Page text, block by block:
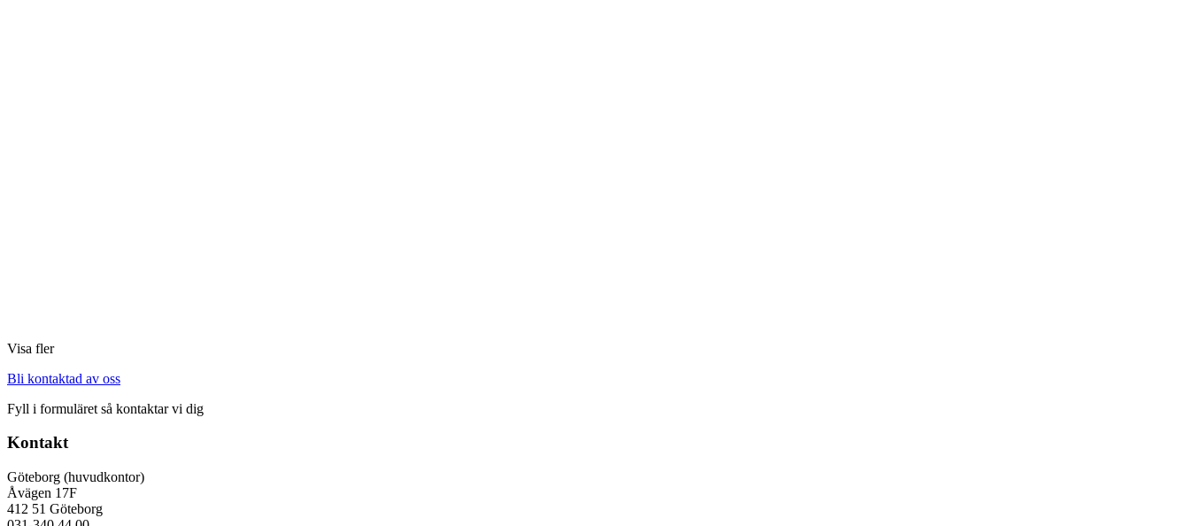
Visa fler
Bli kontaktad av oss
Fyll i formuläret så kontaktar vi dig
Kontakt
Göteborg (huvudkontor)
Åvägen 17F
412 51 Göteborg